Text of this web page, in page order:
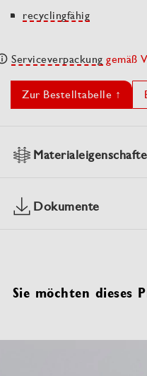
recyclingfähig
Serviceverpackung gemäß
Zur Bestelltabelle ↑
Dokumente
Sie möchten dieses